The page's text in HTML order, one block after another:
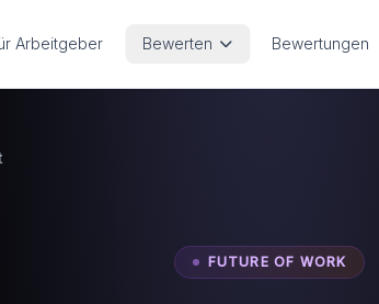
Arbeitgeber Bewerten Bewertungen
FUTURE OF WORK